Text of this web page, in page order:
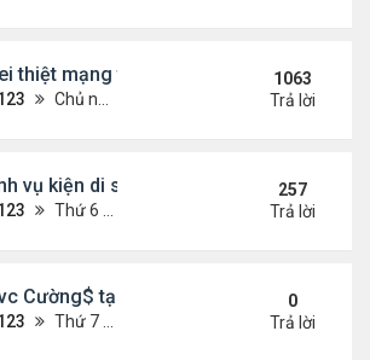
thiệt mạng trong cuộc tấn công phối
Chủ nhật Tháng 3 01, 2026 5:22 am
1063
Trả lời
vụ kiện di sản CNS VŨ LINH
Thứ 6 Tháng 1 10, 2025 4:11 pm
257
Trả lời
Cường$ tại Lạng Sơn
Thứ 7 Tháng 8 08, 2026 7:02 pm
0
Trả lời